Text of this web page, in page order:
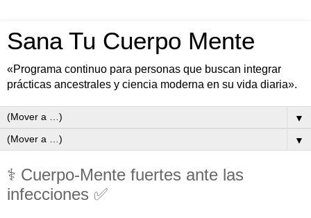
Sana Tu Cuerpo Mente
«Programa continuo para personas que buscan integrar
prácticas ancestrales y ciencia moderna en su vida diaria».
▼
▼
⚕ Cuerpo-Mente fuertes ante las
infecciones ✅